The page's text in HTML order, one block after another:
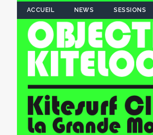
ACCUEIL NEWS SESSIONS